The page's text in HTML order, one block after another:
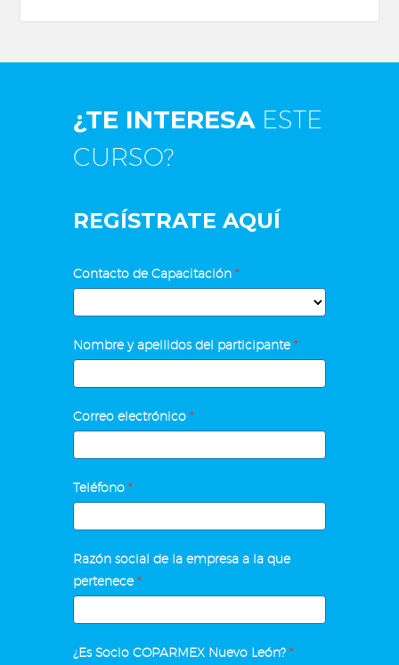
¿TE INTERESAESTE
CURSO?
REGÍSTRATE AQUÍ
Recursos
Humanos
para
PYMES
Contacto de Capacitación *
de
Nombre y apellidos del participante*
Correo electrónico *
Teléfono *
Razón social de la empresa a la que
pertenece*
¿Es Socio COPARMEX Nuevo León? *